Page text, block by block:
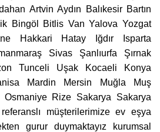
Artvin Aydın Balıkesir Bartın
Bingöl Bitlis Van Yalova Yozgat
Hakkari Hatay Iğdır Isparta
Sivas Şanlıurfa Şırnak
Tunceli Uşak Kocaeli Konya
Mardin Mersin Muğla Muş
Rize Sakarya Sakarya
müşterilerimize ev eşya
gurur duymaktayız kurumsal